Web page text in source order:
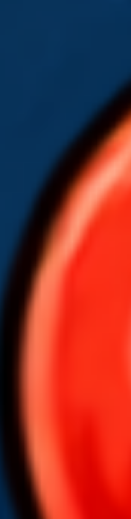
VARIOS
con otros
que
proyectos,
este post te
a
cabeza